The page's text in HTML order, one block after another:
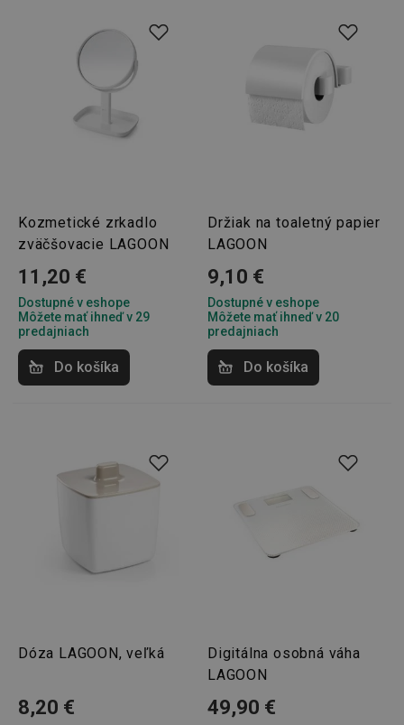
Kozmetické zrkadlo
zväčšovacie LAGOON
11,20 €
Dostupné v eshope
Môžete mať ihneď v 29
predajniach
Do košíka
Držiak na toaletný papier
LAGOON
9,10 €
Dostupné v eshope
Môžete mať ihneď v 20
predajniach
Do košíka
Dóza LAGOON, veľká
8,20 €
Digitálna osobná váha
LAGOON
49,90 €
sekunda
2 dni
shopsys_abc www.tescoma.sk